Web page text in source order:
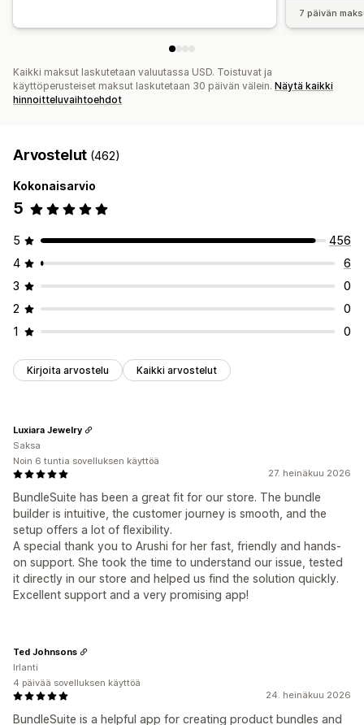
7 päivän
Kaikki maksut laskutetaan valuutassa USD. Toistuvat ja
käyttöperusteiset maksut laskutetaan 30 päivän välein. Näytä kaikki
hinnoitteluvaihtoehdot
Arvostelut (462)
Kokonaisarvio
5
5
456
4
6
3
0
2
0
1
0
Kirjoita arvostelu Kaikki arvostelut
27. heinäkuu 2026
BundleSuite has been a great fit for our store. The bundle
builder is intuitive, the customer journey is smooth, and the
setup offers a lot of flexibility.
A special thank you to Arushi for her fast, friendly and hands-
on support. She took the time to understand our issue, tested
it directly in our store and helped us find the solution quickly.
Excellent support and a very promising app!
Luxiara Jewelry
Saksa
Noin 6 tuntia sovelluksen käyttöä
24. heinäkuu 2026
BundleSuite is a helpful app for creating product bundles and
Ted Johnsons
Irlanti
4 päivää sovelluksen käyttöä